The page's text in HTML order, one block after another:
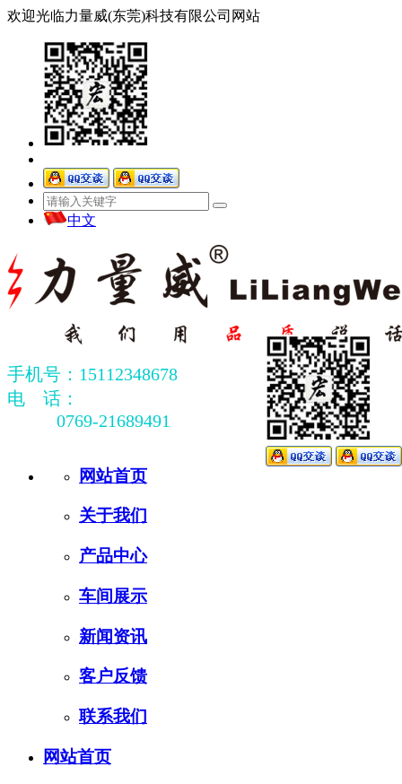
欢迎光临力量威(东莞)科技有限公司网站
中文
手机号：15112348678
电 话：
0769-21689491
网站首页
关于我们
产品中心
车间展示
新闻资讯
客户反馈
联系我们
网站首页